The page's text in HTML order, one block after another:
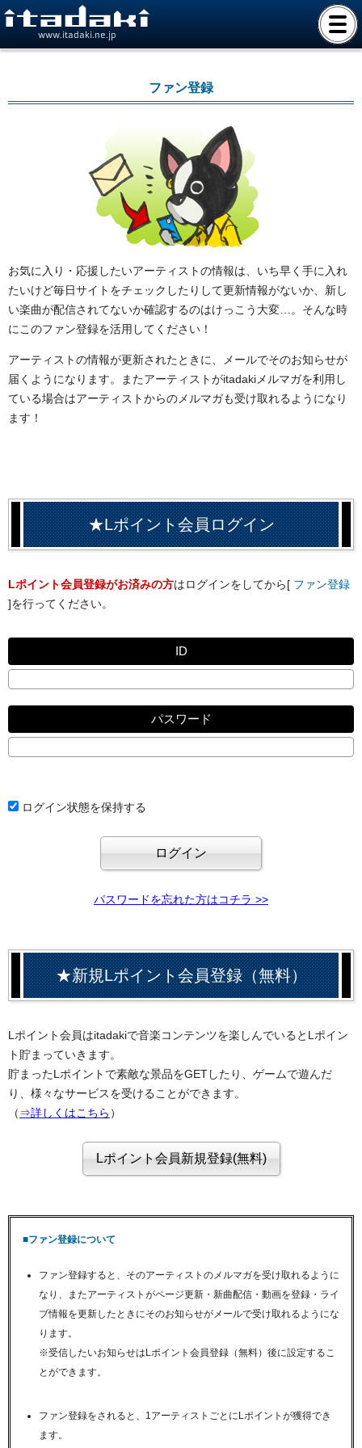
www.itadaki.ne.jp
ファン登録
お気に入り・応援したいアーティストの情報は、いち早く手に入れ
たいけど毎日サイトをチェックしたりして更新情報がないか、新し
い楽曲が配信されてないか確認するのはけっこう大変…。そんな時
にこのファン登録を活用してください！
アーティストの情報が更新されたときに、メールでそのお知らせが
届くようになります。またアーティストがitadakiメルマガを利用し
ている場合はアーティストからのメルマガも受け取れるようになり
ます！
★Lポイント会員ログイン
Lポイント会員登録がお済みの方はログインをしてから[ ファン登録
]を行ってください。
ID
パスワード
ログイン状態を保持する
パスワードを忘れた方はコチラ >>
★新規Lポイント会員登録（無料）
Lポイント会員はitadakiで音楽コンテンツを楽しんでいるとLポイン
ト貯まっていきます。
貯まったLポイントで素敵な景品をGETしたり、ゲームで遊んだ
り、様々なサービスを受けることができます。
（ ⇒詳しくはこちら ）
■ファン登録について
ファン登録すると、そのアーティストのメルマガを受け取れるように
なり、またアーティストがページ更新・新曲配信・動画を登録・ライ
ブ情報を更新したときにそのお知らせがメールで受け取れるようにな
ります。
※受信したいお知らせはLポイント会員登録（無料）後に設定するこ
とができます。
ファン登録をされると、1アーティストごとにLポイントが獲得でき
ます。